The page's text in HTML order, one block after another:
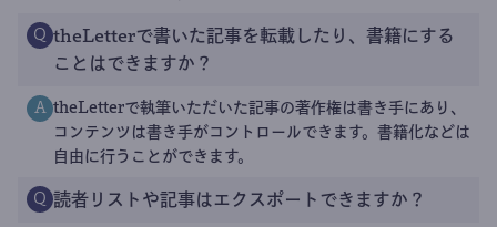
Q theLetterで書いた記事を転載したり、書籍にする
ことはできますか？
A theLetterで執筆いただいた記事の著作権は書き手にあり、
コンテンツは書き手がコントロールできます。書籍化などは
自由に行うことができます。
Q 読者リストや記事はエクスポートできますか？